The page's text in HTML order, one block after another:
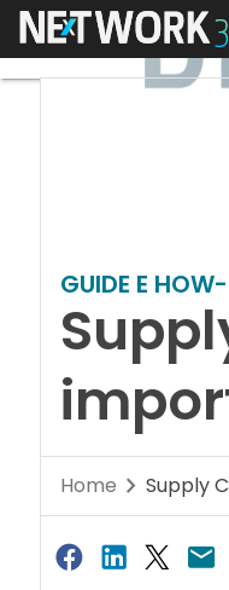
Menu
GUIDE E
Home Supply